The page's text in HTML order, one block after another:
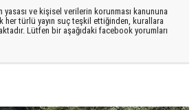
yasası ve kişisel verilerin korunması kanununa
her türlü yayın suç teşkil ettiğinden, kurallara
Lütfen bir aşağıdaki facebook yorumları